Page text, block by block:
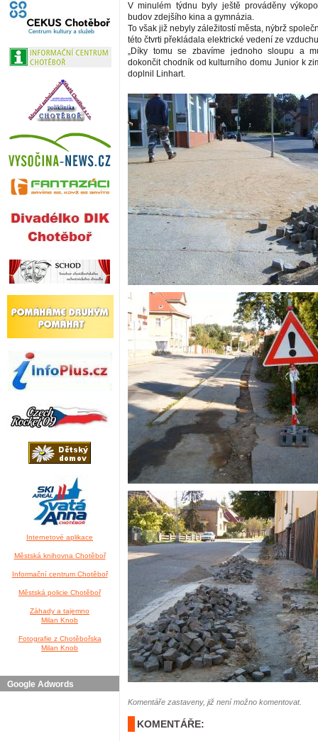
Internetové aplikace
Městská knihovna Chotěboř
Informační centrum Chotěboř
Městská policie Chotěboř
Záhady a tajemno
Milan Knob
Fotografie z Chotěbořska
Milan Knob
Google Adwords
V minulém týdnu byly ještě prováděny
budov zdejšího kina a gymnázia.
To však již nebyly záležitostí města, nýbrž
této čtvrti překládala elektrické vedení ze
„Díky tomu se zbavíme jednoho sloupu a
dokončit chodník od kulturního domu Junior k
doplnil Linhart.
Komentáře zastaveny, již není možno komentovat.
KOMENTÁŘE: